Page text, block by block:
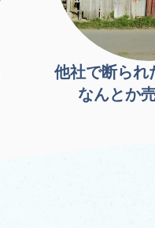
他社で断られ
なんとか